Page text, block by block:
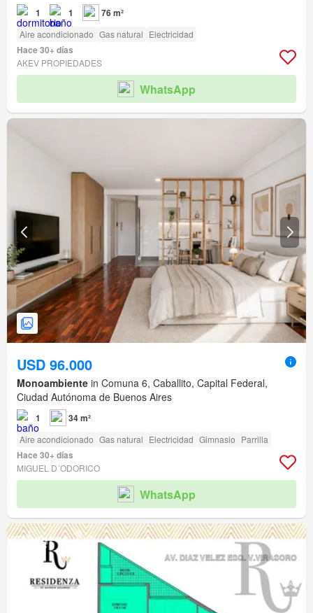
1 1 76 m²
Aire acondicionado Gas natural Electricidad
Hace 30+ días
AKEV PROPIEDADES
WhatsApp
USD 96.000
Monoambiente in Comuna 6, Caballito, Capital Federal,
Ciudad Autónoma de Buenos Aires
1 34 m²
Aire acondicionado Gas natural Electricidad Gimnasio Parrilla
Hace 30+ días
MIGUEL D´ODORICO
WhatsApp